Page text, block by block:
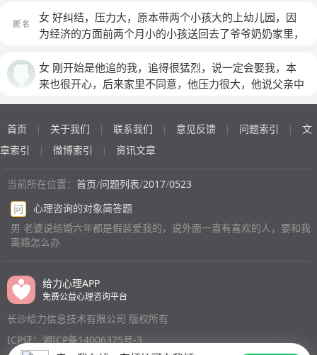
一起了，我现在突然觉得很对不起他，我现在心里好矛
盾，很难受，觉得自己好贱，怎么就变成坏女人了！我该
怎么办？这几天都活在煎熬中，我老公要是知道我偷人，
犯错了，在结婚这几年表白喜欢我的也不少，我都一开始
就拒绝了，这次我是觉得那个男的对我是真心的，而我也
觉得他很适合我，所以才……我现在真的不知道该怎么
办？(匿名)
案，每次都说是真的，每次都说就这么多了，真的就那些
了，可每次谈都有新的答案和新的问题，是隐瞒吗？我最
过，男人对她很好，说了好多好听的话，都是关心问候的
话，说第一次是用强的，这是最真实的结果吗？最后的结
果吗？如果第一次说是用强，可是第二次呢？第三次呢？
回家，睡在了那张原本属于我的床，当时就没想过这对自
己的老公是多大的侮辱吗？我知道我也有坐的不好的，可
这不是你出轨的借口和理由啊，哪对夫妻不吵架，夫妻两
她跪在我面前哭着说自己错了，后悔了，和他断了，说以
后保证不会了，不管是什么原因，你前面一次次的隐瞒和
欺骗，我还能相信你吗？你让我用什么理由相信你？让我
用什么理由说服我自己？你人虽然还在我身边，你的心现
初说他跟那个女人分了我就回去，他不愿意其实我知道他
喜欢那个女人，后来他会经常给我打电话但是我却死心了
他就跟我离婚我同意了，可是2017年初他给我打电话说
他出事了，这样一年没有联系但是断断续续的有他的消息
理他，他说了一句话让我感动了他说我帮你还，就这样我
们俩没有离婚一直在一起，我让他去我家接我毕竟2016
说什么也不同意我跪下求我爸妈这样被逼我爸妈才肯让我
走，2018_2020年他还会找那个女人，那个女人是卖车
的时不时的去给人捧场带着朋友买不买我就不知道了，我
只知道他心里有她！后来我知道他外边不止有一个女人还
有别的女人，我问他他不承认！2020初他进监狱了，他
让我把车卖了帮他打理外边，车卖了3w他朋友说让我存
着卖车的钱等他出来给他凑凑钱买辆车，可是我跟姐妹们
在一起把钱都花了然后还了信用卡还了债，2021年中旬
果有一天差距太大了我会跟你离婚，我问他不爱我为什么
跟我在一起他说因为我以前对他好，他现在对我挺好的我
我，我该继续，还是离婚，(匿名)
女 好纠结，压力大，原本带两个小孩大的上幼儿园，因
为经济的方面前两个月小的小孩送回去了爷爷奶奶家里，
(匿名)
女 刚开始是他追的我，追得很猛烈，说一定会娶我，本
来也很开心，后来家里不同意，他压力很大，他说父亲中
真的分了。我想挽回，打了很多电话，吵了很多次，他就
一口咬定不可能了，后来电话打多了，他把我都拉黑了。
我找了闺蜜拉了个群，隔了两天他开始讲话，说他在外面
玩得很开心，不过只跟闺蜜讲，我讲话就当没看到，我忍
我，现在外面也没人，我说我想挽回，他说想也不能想，
只要我想，他就不会见我，然后把群也退了。之前分手时
也一直说会帮我介绍客户，结果闹成这样，我连讲句话的
机会都没了。老师觉得他还爱我吗，还有可能一起吗？如
果不能一起，还能做回朋友吗？
首页 | 关于我们 | 联系我们 | 意见反馈 | 问题索引 |
文
章索引
| 微博索引 | 资讯文章
当前所在位置： 首页/问题列表/2017/0523
问
心理咨询的对象简答题
男 老婆说结婚六年都是假装爱我的，说外面一直有喜欢的人，要和我
离婚怎么办
给力心理APP
免费公益心理咨询平台
长沙给力信息技术有限公司 版权所有
ICP证：湘ICP备14006375号-3